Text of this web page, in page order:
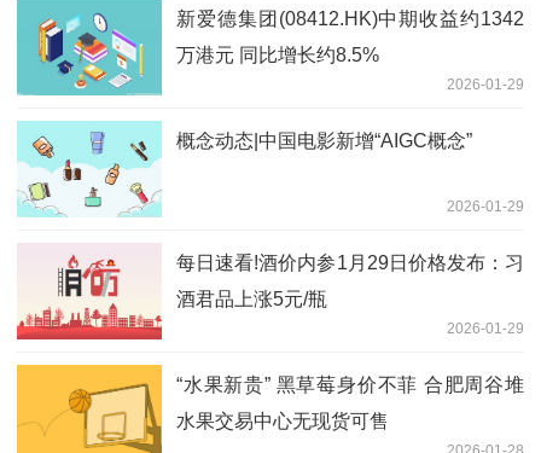
新爱德集团(08412.HK)中期收益约1342
万港元 同比增长约8.5%
2026-01-29
概念动态|中国电影新增“AIGC概念”
2026-01-29
每日速看!酒价内参1月29日价格发布：习
酒君品上涨5元/瓶
2026-01-29
“水果新贵” 黑草莓身价不菲 合肥周谷堆
水果交易中心无现货可售